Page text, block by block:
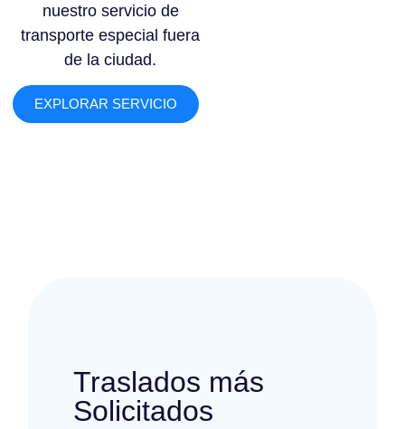
nuestro servicio de
transporte especial fuera
de la ciudad.
EXPLORAR SERVICIO
Traslados más
Solicitados